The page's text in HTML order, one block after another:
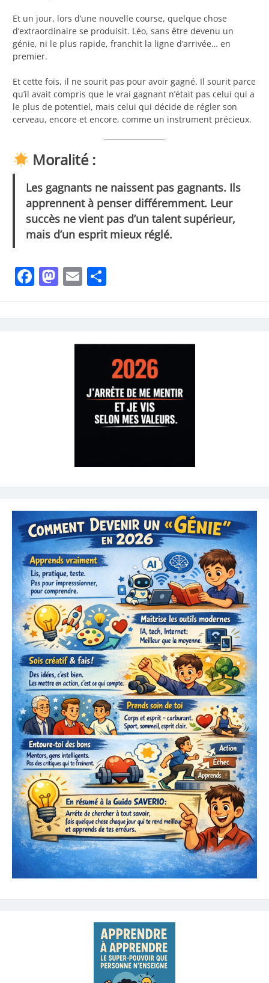
Et un jour, lors d’une nouvelle course, quelque chose
d’extraordinaire se produisit. Léo, sans être devenu un
génie, ni le plus rapide, franchit la ligne d’arrivée… en
premier.
Et cette fois, il ne sourit pas pour avoir gagné. Il sourit parce
qu’il avait compris que le vrai gagnant n’était pas celui qui a
le plus de potentiel, mais celui qui décide de régler son
cerveau, encore et encore, comme un instrument précieux.
Moralité :
Les gagnants ne naissent pas gagnants. Ils
apprennent à penser différemment. Leur
succès ne vient pas d’un talent supérieur,
mais d’un esprit mieux réglé.
Facebook
Mastodon
Email